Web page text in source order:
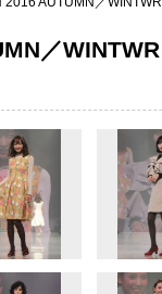
／WINTWR